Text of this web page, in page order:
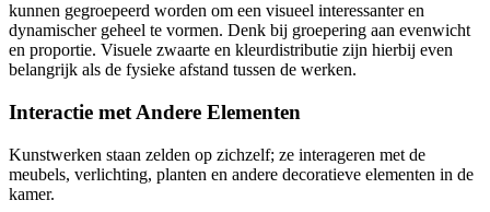
kunnen gegroepeerd worden om een visueel interessanter en
dynamischer geheel te vormen. Denk bij groepering aan evenwicht
en proportie. Visuele zwaarte en kleurdistributie zijn hierbij even
belangrijk als de fysieke afstand tussen de werken.
Interactie met Andere Elementen
Kunstwerken staan zelden op zichzelf; ze interageren met de
meubels, verlichting, planten en andere decoratieve elementen in de
kamer.